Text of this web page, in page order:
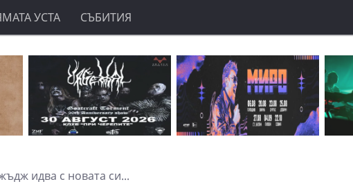
УСТА СЪБИТИЯ
идва с новата си...